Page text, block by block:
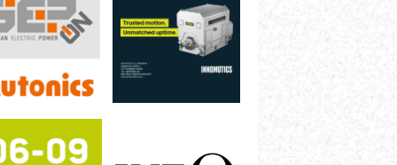
upravljanje energijom
pakovanja · Display
iC7 Hybrid 1500 VDC
pretvarača sa tečnim
efikasnost bez složenih